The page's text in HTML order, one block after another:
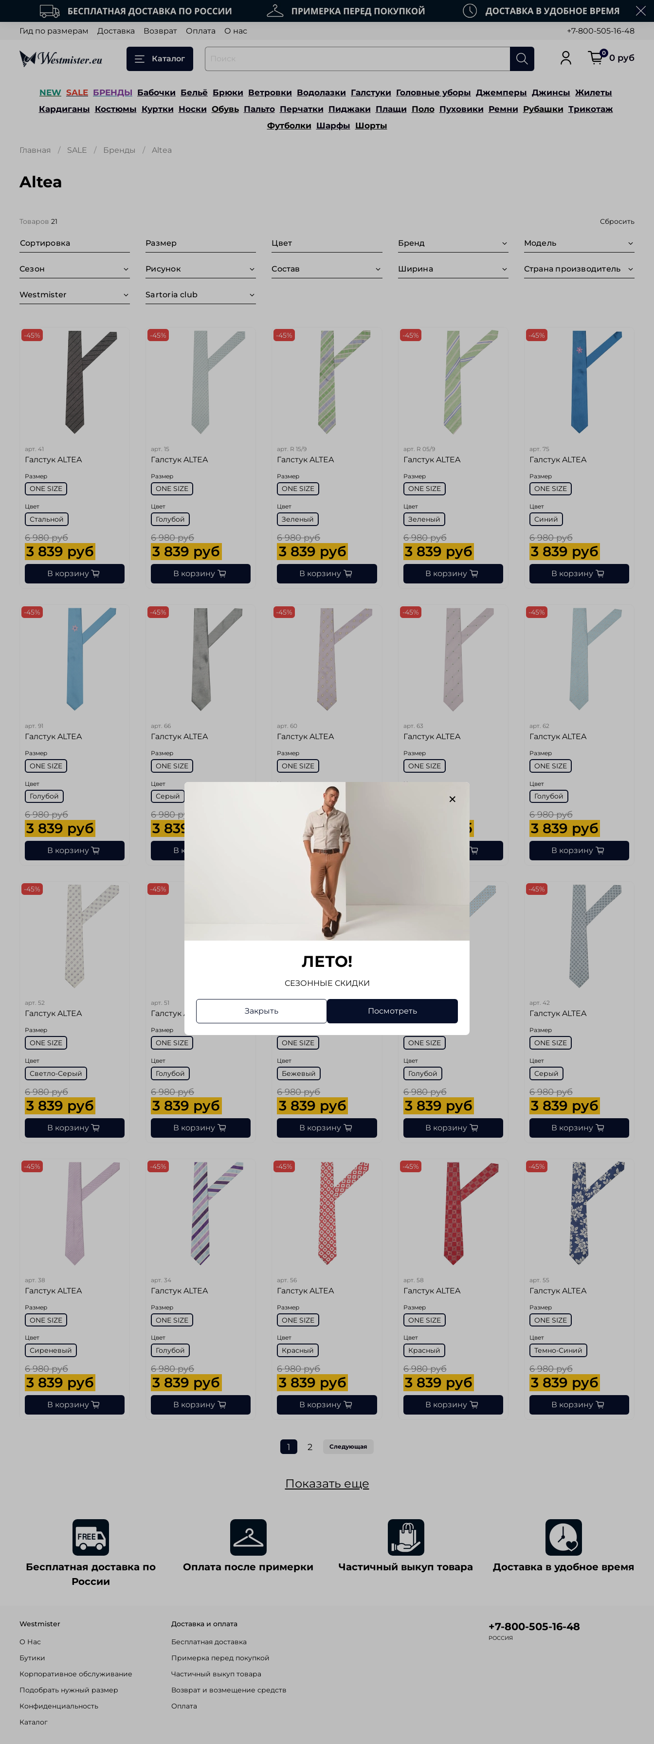
Гид по размерам Доставка Возврат Оплата О нас +7-800-505-16-48
Каталог
0 0 руб
NEW SALE БРЕНДЫ Бабочки Бельё Брюки Ветровки Водолазки Галстуки Головные уборы Джемперы Джинсы Жилеты
Кардиганы Костюмы Куртки Носки Обувь Пальто Перчатки Пиджаки Плащи Поло Пуховики Ремни Рубашки Трикотаж
Футболки Шарфы Шорты
Главная SALE Бренды Altea
Altea
Товаров 21 Сбросить
Сортировка Размер Цвет Бренд Модель
Сезон Рисунок Состав Ширина Страна производитель
Westmister Sartoria club
-45%
арт. 41
Галстук ALTEA
Размер
ONE SIZE
Цвет
Стальной
6 980 руб
3 839 руб
В корзину
-45%
арт.15
Галстук ALTEA
Размер
ONE SIZE
Цвет
Голубой
6 980 руб
3 839 руб
В корзину
-45%
арт. R 15/9
Галстук ALTEA
Размер
ONE SIZE
Цвет
Зеленый
6 980 руб
3 839 руб
В корзину
-45%
арт. R 05/9
Галстук ALTEA
Размер
ONE SIZE
Цвет
Зеленый
6 980 руб
3 839 руб
В корзину
-45%
арт. 75
Галстук ALTEA
Размер
ONE SIZE
Цвет
Синий
6 980 руб
3 839 руб
В корзину
-45%
арт. 91
Галстук ALTEA
Размер
ONE SIZE
Цвет
Голубой
6 980 руб
3 839 руб
В корзину
-45%
арт.66
Галстук ALTEA
Размер
ONE SIZE
Цвет
Серый
6 980 руб
3 839 руб
В корзину
-45%
арт.60
Галстук ALTEA
Размер
ONE SIZE
Цвет
Сиреневый
6 980 руб
3 839 руб
В корзину
-45%
арт. 63
Галстук ALTEA
Размер
ONE SIZE
Цвет
Сиреневый
3 839 руб
-45%
арт. 62
Галстук ALTEA
Размер
ONE SIZE
Цвет
Голубой
6 980 руб
3 839 руб
В корзину
-45%
арт. 52
Галстук ALTEA
Размер
ONE SIZE
Цвет
Светло-Серый
6 980 руб
3 839 руб
В корзину
-45%
арт.51
Галстук ALTEA
Размер
ONE SIZE
Цвет
Голубой
6 980 руб
3 839 руб
В корзину
Галстук ALTEA
ONE SIZE
Цвет
Бежевый
6 980 руб
3 839 руб
В корзину
Галстук ALTEA
ONE SIZE
Цвет
Голубой
6 980 руб
3 839 руб
В корзину
-45%
арт. 42
Галстук ALTEA
Размер
ONE SIZE
Цвет
Серый
6 980 руб
3 839 руб
В корзину
-45%
арт. 38
Галстук ALTEA
Размер
ONE SIZE
Цвет
Сиреневый
6 980 руб
3 839 руб
В корзину
-45%
арт.34
Галстук ALTEA
Размер
ONE SIZE
Цвет
Голубой
6 980 руб
3 839 руб
В корзину
-45%
арт.56
Галстук ALTEA
Размер
ONE SIZE
Цвет
Красный
6 980 руб
3 839 руб
В корзину
-45%
арт. 58
Галстук ALTEA
Размер
ONE SIZE
Цвет
Красный
6 980 руб
3 839 руб
В корзину
-45%
арт. 55
Галстук ALTEA
Размер
ONE SIZE
Цвет
Темно-Синий
6 980 руб
3 839 руб
В корзину
1 2 Следующая
Показать еще
Бесплатная доставка по
России
Оплата после примерки Частичный выкуп товара Доставка в удобное время
Westmister
О Нас
Бутики
Корпоративное обслуживание
Подобрать нужный размер
Конфиденциальность
Каталог
Доставка и оплата
Бесплатная доставка
Примерка перед покупкой
Частичный выкуп товара
Возврат и возмещение средств
Оплата
+7-800-505-16-48
РОССИЯ
ЛЕТО!
СЕЗОННЫЕ СКИДКИ
Закрыть Посмотреть